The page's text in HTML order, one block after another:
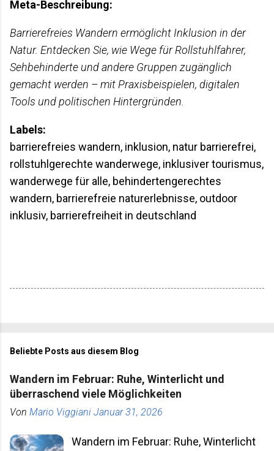
Meta-Beschreibung:
Barrierefreies Wandern ermöglicht Inklusion in der
Natur. Entdecken Sie, wie Wege für Rollstuhlfahrer,
Sehbehinderte und andere Gruppen zugänglich
gemacht werden – mit Praxisbeispielen, digitalen
Tools und politischen Hintergründen.
Labels:
barrierefreies wandern, inklusion, natur barrierefrei,
rollstuhlgerechte wanderwege, inklusiver tourismus,
wanderwege für alle, behindertengerechtes
wandern, barrierefreie naturerlebnisse, outdoor
inklusiv, barrierefreiheit in deutschland
Beliebte Posts aus diesem Blog
Wandern im Februar: Ruhe, Winterlicht und
überraschend viele Möglichkeiten
Von Mario Viggiani Januar 31, 2026
Wandern im Februar: Ruhe, Winterlicht